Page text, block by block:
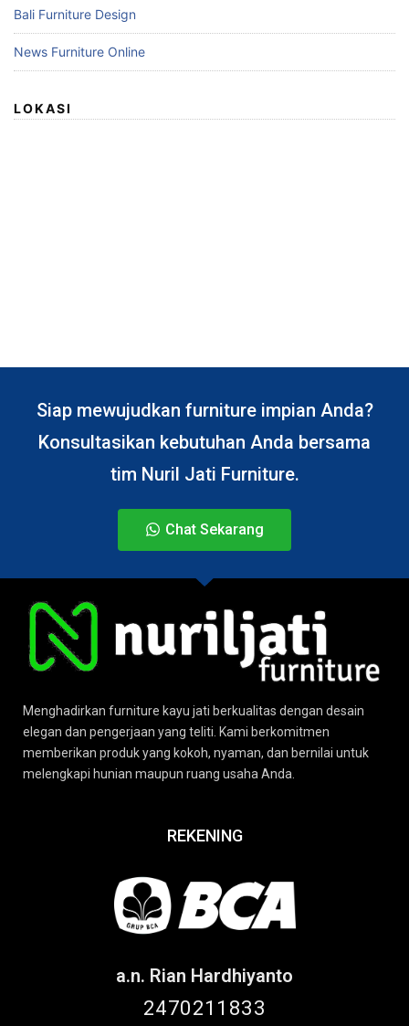
Bali Furniture Design
News Furniture Online
LOKASI
Siap mewujudkan furniture impian Anda?
Konsultasikan kebutuhan Anda bersama
tim Nuril Jati Furniture.
Chat Sekarang
Menghadirkan furniture kayu jati berkualitas dengan desain
elegan dan pengerjaan yang teliti. Kami berkomitmen
memberikan produk yang kokoh, nyaman, dan bernilai untuk
melengkapi hunian maupun ruang usaha Anda.
REKENING
a.n. Rian Hardhiyanto
2470211833